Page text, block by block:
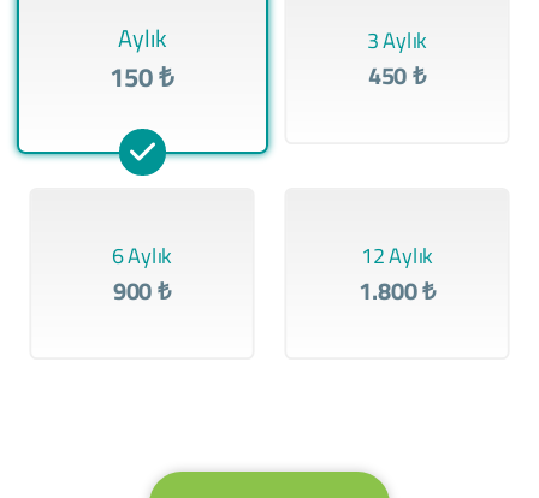
Aylık
150 ₺
3 Aylık
450 ₺
6 Aylık
900 ₺
12 Aylık
1.800 ₺